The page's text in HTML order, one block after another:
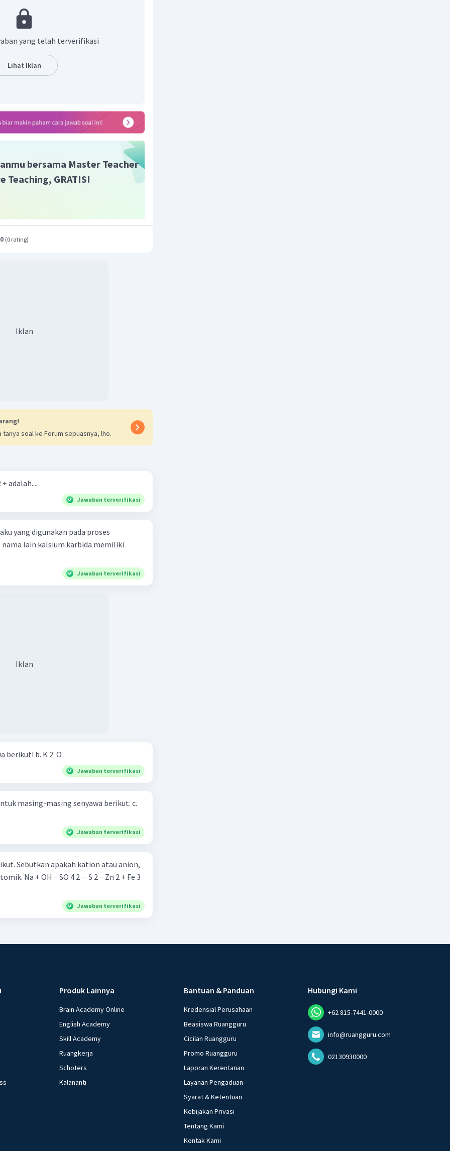
yang memiliki bilangan oksidasi
ditulis dalam kurung dengan angka
okso, penamaan didasarkan pada
pada anionnya, sedangkan untuk
jumlah oksigen lebih banyak
pada anionnya.
dan 2, NaCl memiliki nama Natrium
Natrium Klorida.
yang telah terverifikasi
Lihat Iklan
bersama Master Teacher
Teaching, GRATIS!
(0 rating)
Iklan
tanya soal ke Forum sepuasnya, lho.
adalah....
Jawaban terverifikasi
yang digunakan pada proses
nama lain kalsium karbida memiliki
Jawaban terverifikasi
Iklan
Perhatikan senyawa-senyawa berikut! b. K 2 ​ O
Jawaban terverifikasi
masing-masing senyawa berikut. c.
Jawaban terverifikasi
Sebutkan apakah kation atau anion,
Zn 2 + Fe 3
Jawaban terverifikasi
Produk Lainnya
Brain Academy Online
English Academy
Skill Academy
Ruangkerja
Schoters
Kalananti
Bantuan & Panduan
Kredensial Perusahaan
Beasiswa Ruangguru
Cicilan Ruangguru
Promo Ruangguru
Laporan Kerentanan
Layanan Pengaduan
Syarat & Ketentuan
Kebijakan Privasi
Tentang Kami
Kontak Kami
Hubungi Kami
+62 815-7441-0000
info@ruangguru.com
02130930000